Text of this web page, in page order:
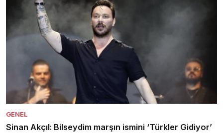
GENEL
Sinan Akçıl: Bilseydim marşın ismini ‘Türkler Gidiyor’